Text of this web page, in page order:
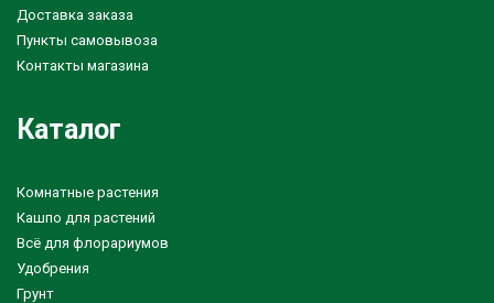
Доставка заказа
Пункты самовывоза
Контакты магазина
Каталог
Комнатные растения
Кашпо для растений
Всё для флорариумов
Удобрения
Грунт